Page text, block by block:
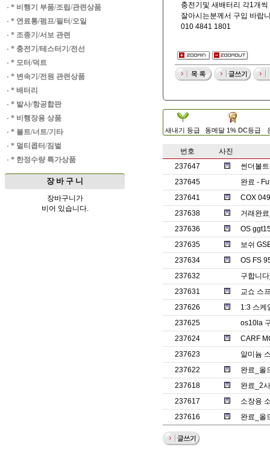
· * 비행기 부품/조립/관련상품
· * 연료통/펌프/필터/오일
· * 조종기/서보 관련
· * 충전기/테스터기/전선
· * 모터/덕트
· * 변속기/전원 관련상품
· * 배터리
· * 발사/항공합판
· * 비행장용 상품
· * 볼트/너트/기타
· * 멀티콥터/짐벌
· * 한정수량 특가상품
장 바 구 니
장바구니가
비어 있습니다.
충전기및 새배터리 각1개
잘아시는분께서 구입 바랍
010 4841 1801
새내기 등급 동메달 1% DC등급
번호
사진
237647
썬더볼
237645
완료 -
237641
COX
237638
거래완
237636
OS
237635
보쉬
237634
OS FS
237632
구합니
237631
교쇼 스
237626
1:3 스케
237625
os10la
237624
CARF
237623
알미늄
237622
완료_올
237618
완료_2
237617
소장용
237616
완료_올